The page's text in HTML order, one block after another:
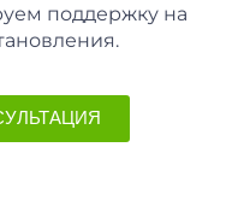
поддержку на